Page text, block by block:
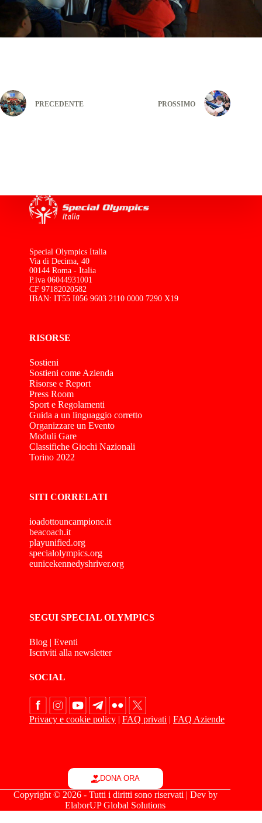
PRECEDENTE PROSSIMO
Special Olympics Italia
Via di Decima, 40
00144 Roma - Italia
P.iva 06044931001
CF 97182020582
IBAN: IT55 I056 9603 2110 0000 7290 X19
RISORSE
Sostieni
Sostieni come Azienda
Risorse e Report
Press Room
Sport e Regolamenti
Guida a un linguaggio corretto
Organizzare un Evento
Moduli Gare
Classifiche Giochi Nazionali
Torino 2022
SITI CORRELATI
ioadottouncampione.it
beacoach.it
playunified.org
specialolympics.org
eunicekennedyshriver.org
SEGUI SPECIAL OLYMPICS
Blog | Eventi
Iscriviti alla newsletter
SOCIAL
Privacy e cookie policy | FAQ privati | FAQ Aziende
DONA ORA
Copyright © 2026 - Tutti i diritti sono riservati | Dev by
ElaborUP Global Solutions